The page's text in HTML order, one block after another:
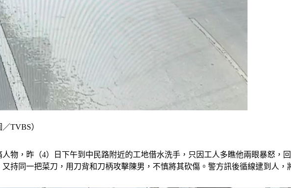
TVBS）
物，昨（4）日下午到中民路附近的工地借水洗手，只因工人多瞧他兩眼暴怒，
持同一把菜刀，用刀背和刀柄攻擊陳男，不慎將其砍傷。警方訊後循線逮到人